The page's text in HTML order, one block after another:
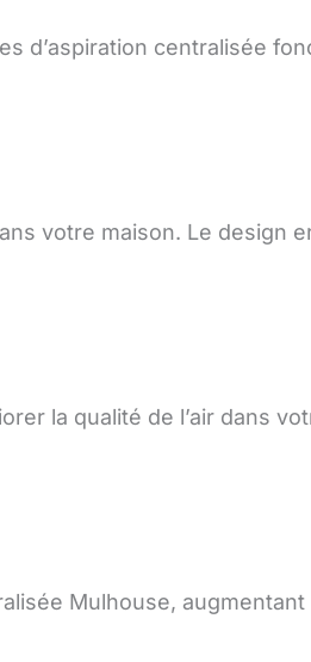
d’aspiration centralisée
votre maison. Le design
la qualité de l’air dans
Mulhouse,